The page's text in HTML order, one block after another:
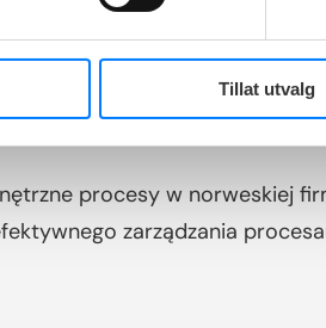
Tillat utvalg
wszelkie zadania w
zajmujące się główną
procesy w norweskiej
zarządzania